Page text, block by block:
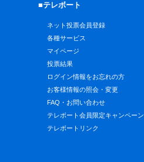
■テレボート
ネット投票会員登録
各種サービス
マイページ
投票結果
ログイン情報をお忘れの方
お客様情報の照会・変更
FAQ・お問い合わせ
テレボート会員限定キャンペーン
テレボートリンク